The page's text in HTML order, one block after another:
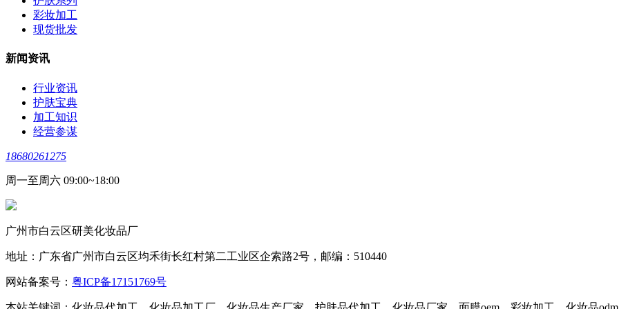
彩妆加工
现货批发
新闻资讯
行业资讯
护肤宝典
加工知识
经营参谋
18680261275
周一至周六 09:00~18:00
广州市白云区研美化妆品厂
地址：广东省广州市白云区均禾街长红村第二工业区企索路2号，邮编：510440
网站备案号： 粤ICP备17151769号